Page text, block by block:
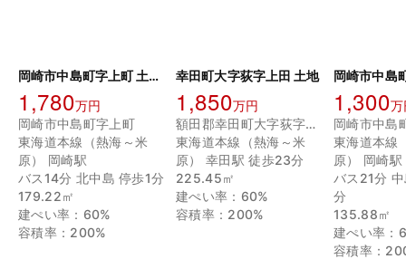
岡崎市中島町字上町 土地A区画
1,780万円
岡崎市中島町字上町
東海道本線（熱海～米
原） 岡崎駅
バス14分 北中島 停歩1分
179.22㎡
建ぺい率：60%
容積率：200%
幸田町大字荻字上田 土地
1,850万円
額田郡幸田町大字荻字上田
東海道本線（熱海～米
原） 幸田駅 徒歩23分
225.45㎡
建ぺい率：60%
容積率：200%
1,300万
岡崎市中島
東海道本線
原） 岡崎駅
バス21分
分
135.88㎡
建ぺい率：
容積率：